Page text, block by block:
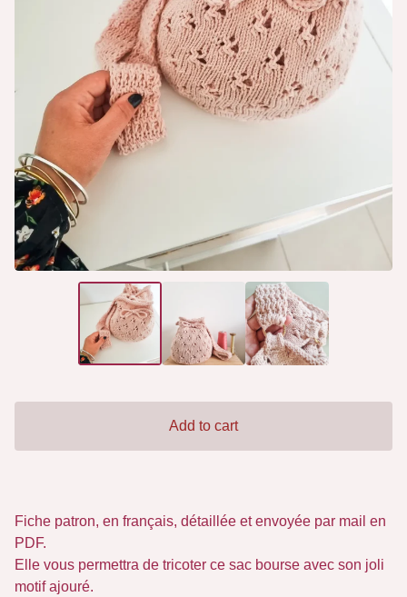
Add to cart
Fiche patron, en français, détaillée et envoyée par mail en
PDF.
Elle vous permettra de tricoter ce sac bourse avec son joli
motif ajouré.